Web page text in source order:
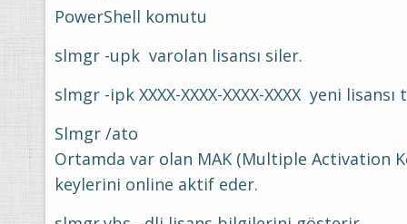
PowerShell komutu
slmgr -upk varolan lisansı siler.
slmgr -ipk XXXX-XXXX-XXXX-XXXX yeni lisansı
Slmgr /ato
Ortamda var olan MAK (Multiple Activation
keylerini online aktif eder.